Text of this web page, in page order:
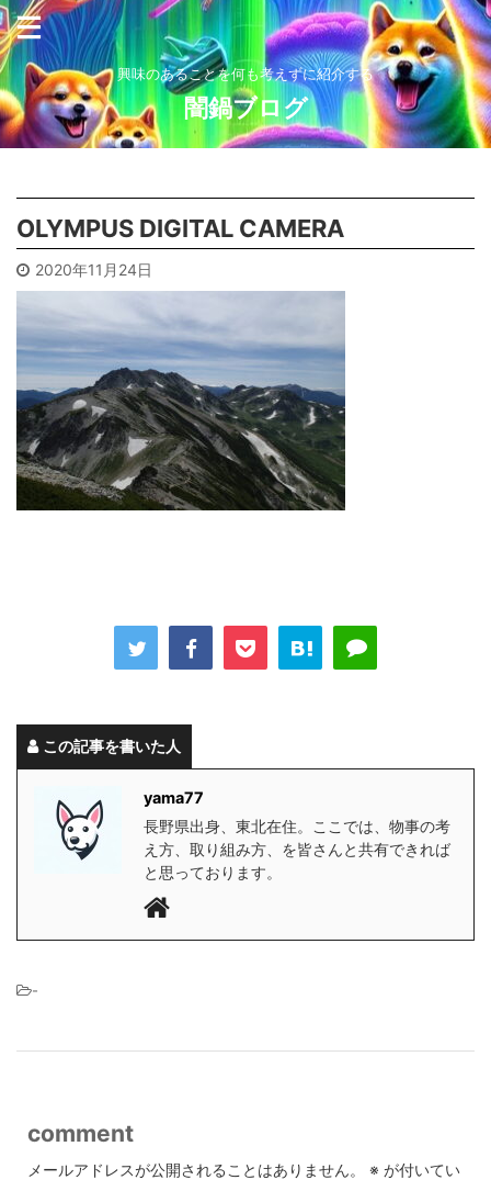
興味のあることを何も考えずに紹介する
闇鍋ブログ
OLYMPUS DIGITAL CAMERA
2020年11月24日
この記事を書いた人
yama77
長野県出身、東北在住。ここでは、物事の考
え方、取り組み方、を皆さんと共有できれば
と思っております。
-
comment
メールアドレスが公開されることはありません。 ※ が付いてい